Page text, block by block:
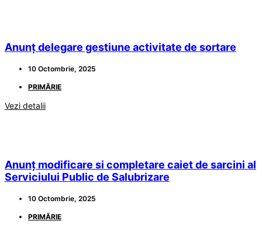
Anunț delegare gestiune activitate de sortare
10 Octombrie, 2025
PRIMĂRIE
Vezi detalii
Anunț modificare si completare caiet de sarcini al
Serviciului Public de Salubrizare
10 Octombrie, 2025
PRIMĂRIE